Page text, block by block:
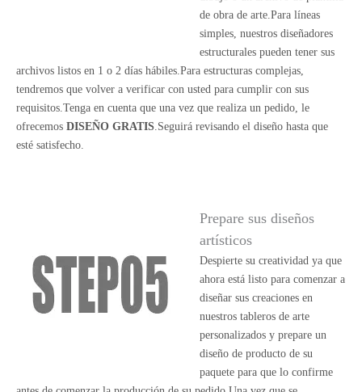
de obra de arte.Para líneas
simples, nuestros diseñadores
estructurales pueden tener sus
archivos listos en 1 o 2 días hábiles.Para estructuras complejas,
tendremos que volver a verificar con usted para cumplir con sus
requisitos.Tenga en cuenta que una vez que realiza un pedido, le
ofrecemos DISEÑO GRATIS.Seguirá revisando el diseño hasta que
esté satisfecho.
Prepare sus diseños
artísticos
Despierte su creatividad ya que
ahora está listo para comenzar a
diseñar sus creaciones en
nuestros tableros de arte
personalizados y prepare un
diseño de producto de su
paquete para que lo confirme